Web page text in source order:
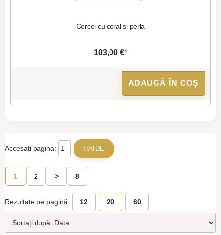
Cercei cu coral si perla
103,00 €*
ADAUGĂ ÎN COȘ
Accesați pagina:
1 2 > 8
Rezultate pe pagină: 12 20 60